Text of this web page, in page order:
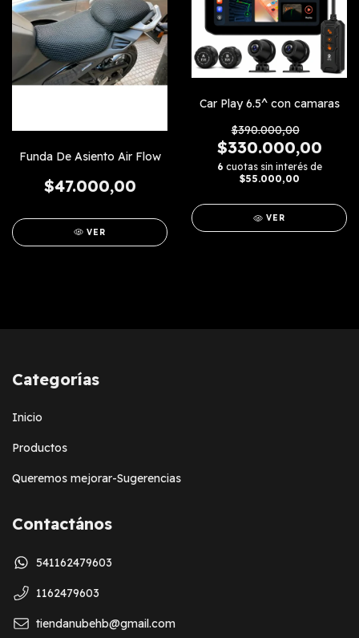
Funda De Asiento Air Flow
$47.000,00
VER
Car Play 6.5^ con camaras
$390.000,00
$330.000,00
6 cuotas sin interés de
$55.000,00
VER
Categorías
Inicio
Productos
Queremos mejorar-Sugerencias
Contactános
541162479603
1162479603
tiendanubehb@gmail.com